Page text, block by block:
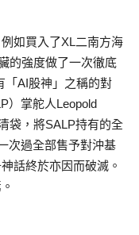
如買入了XL二南方海
的強度做了一次徹底
「AI股神」之稱的對
）掌舵人Leopold
袋，將SALP持有的全
次過全部售予對沖基
話終於亦因而破滅。